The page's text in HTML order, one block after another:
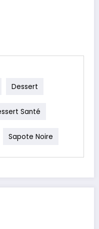
Dessert
Santé
Sapote Noire